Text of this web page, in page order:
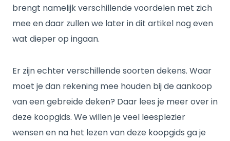
brengt namelijk verschillende voordelen met zich
mee en daar zullen we later in dit artikel nog even
wat dieper op ingaan.
Er zijn echter verschillende soorten dekens. Waar
moet je dan rekening mee houden bij de aankoop
van een gebreide deken? Daar lees je meer over in
deze koopgids. We willen je veel leesplezier
wensen en na het lezen van deze koopgids ga je